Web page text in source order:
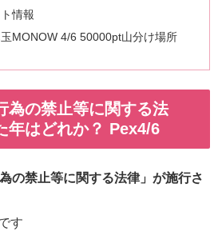
情報
MONOW 4/6 50000pt山分け場所
為の禁止等に関する法
年はどれか？ Pex4/6
の禁止等に関する法律」が施行さ
す